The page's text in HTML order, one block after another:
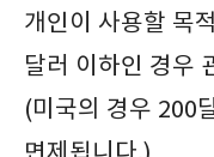
개인이 사용할 목
달러 이하인 경우
(미국의 경우 200